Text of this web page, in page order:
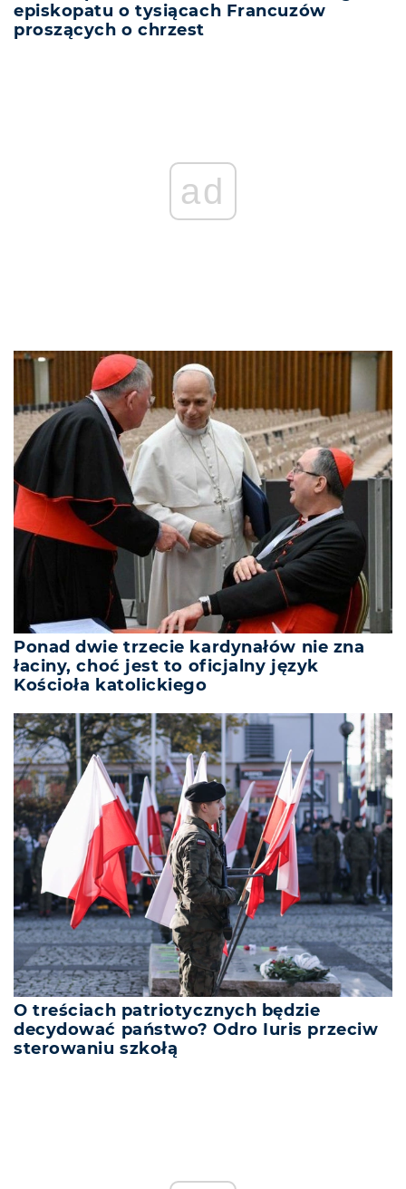
episkopatu o tysiącach Francuzów
proszących o chrzest
Ponad dwie trzecie kardynałów nie zna
łaciny, choć jest to oficjalny język
Kościoła katolickiego
O treściach patriotycznych będzie
decydować państwo? Odro Iuris przeciw
sterowaniu szkołą